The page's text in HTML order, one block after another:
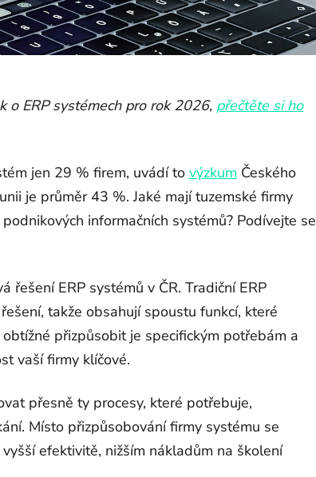
o ERP systémech pro rok 2026, přečtěte si ho
jen 29 % firem, uvádí to výzkum Českého
je průměr 43 %. Jaké mají tuzemské firmy
informačních systémů? Podívejte se
řešení ERP systémů v ČR. Tradiční ERP
takže obsahují spoustu funkcí, které
přizpůsobit je specifickým potřebám a
vaší firmy klíčové.
přesně ty procesy, které potřebuje,
Místo přizpůsobování firmy systému se
efektivitě, nižším nákladům na školení